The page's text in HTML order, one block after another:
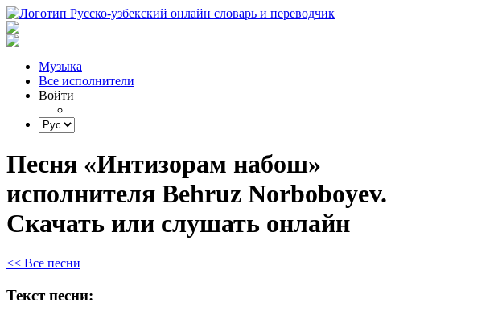
Музыка
Все исполнители
Войти
Песня «Интизорам набош»
исполнителя Behruz Norboboyev.
Скачать или слушать онлайн
<< Все песни
Текст песни: